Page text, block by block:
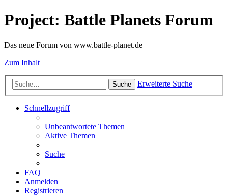
Project: Battle Planets Forum
Das neue Forum von www.battle-planet.de
Zum Inhalt
Suche Erweiterte Suche
Schnellzugriff
Unbeantwortete Themen
Aktive Themen
Suche
FAQ
Anmelden
Registrieren